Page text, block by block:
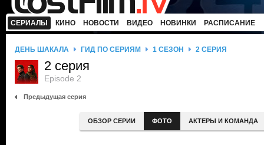
СЕРИАЛЫ КИНО НОВОСТИ ВИДЕО НОВИНКИ РАСПИСАНИЕ
ДЕНЬ ШАКАЛА ГИД ПО СЕРИЯМ 1 СЕЗОН 2 СЕРИЯ
2 серия
Episode 2
Предыдущая серия
ОБЗОР СЕРИИ ФОТО АКТЕРЫ И КОМАНДА